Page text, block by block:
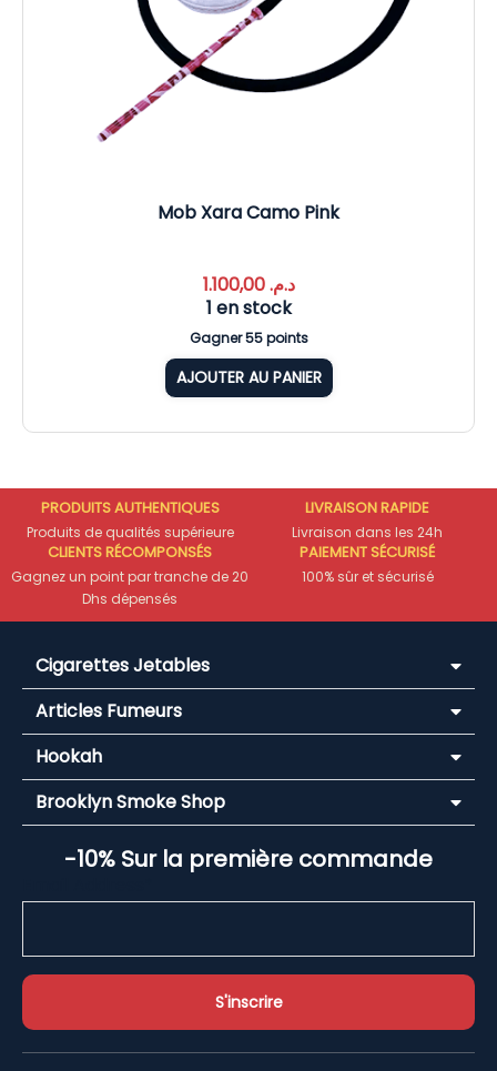
Mob Xara Camo Pink
د.م.1.100,00
1 en stock
Gagner 55 points
AJOUTER AU PANIER
PRODUITS AUTHENTIQUES
Produits de qualités supérieure
LIVRAISON RAPIDE
Livraison dans les 24h
CLIENTS RÉCOMPONSÉS
Gagnez un point par tranche de 20
Dhs dépensés
PAIEMENT SÉCURISÉ
100% sûr et sécurisé
Cigarettes Jetables
Articles Fumeurs
Hookah
Brooklyn Smoke Shop
-10% Sur la première commande